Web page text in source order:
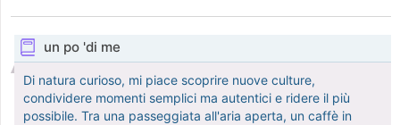
un po 'di me
Di natura curioso, mi piace scoprire nuove culture,
condividere momenti semplici ma autentici e ridere il più
possibile. Tra una passeggiata all'aria aperta, un caffè in